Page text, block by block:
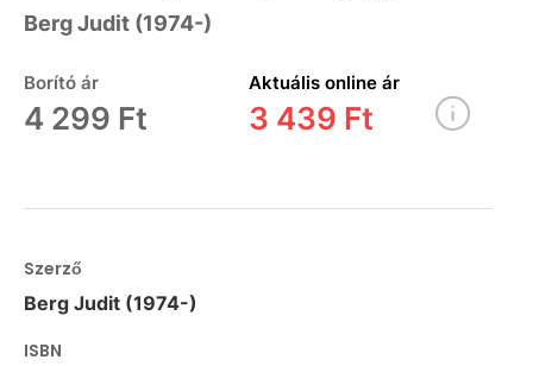
Berg Judit (1974-)
Borító ár
4 299 Ft
Aktuális online ár
3 439 Ft
Szerző
Berg Judit (1974-)
ISBN